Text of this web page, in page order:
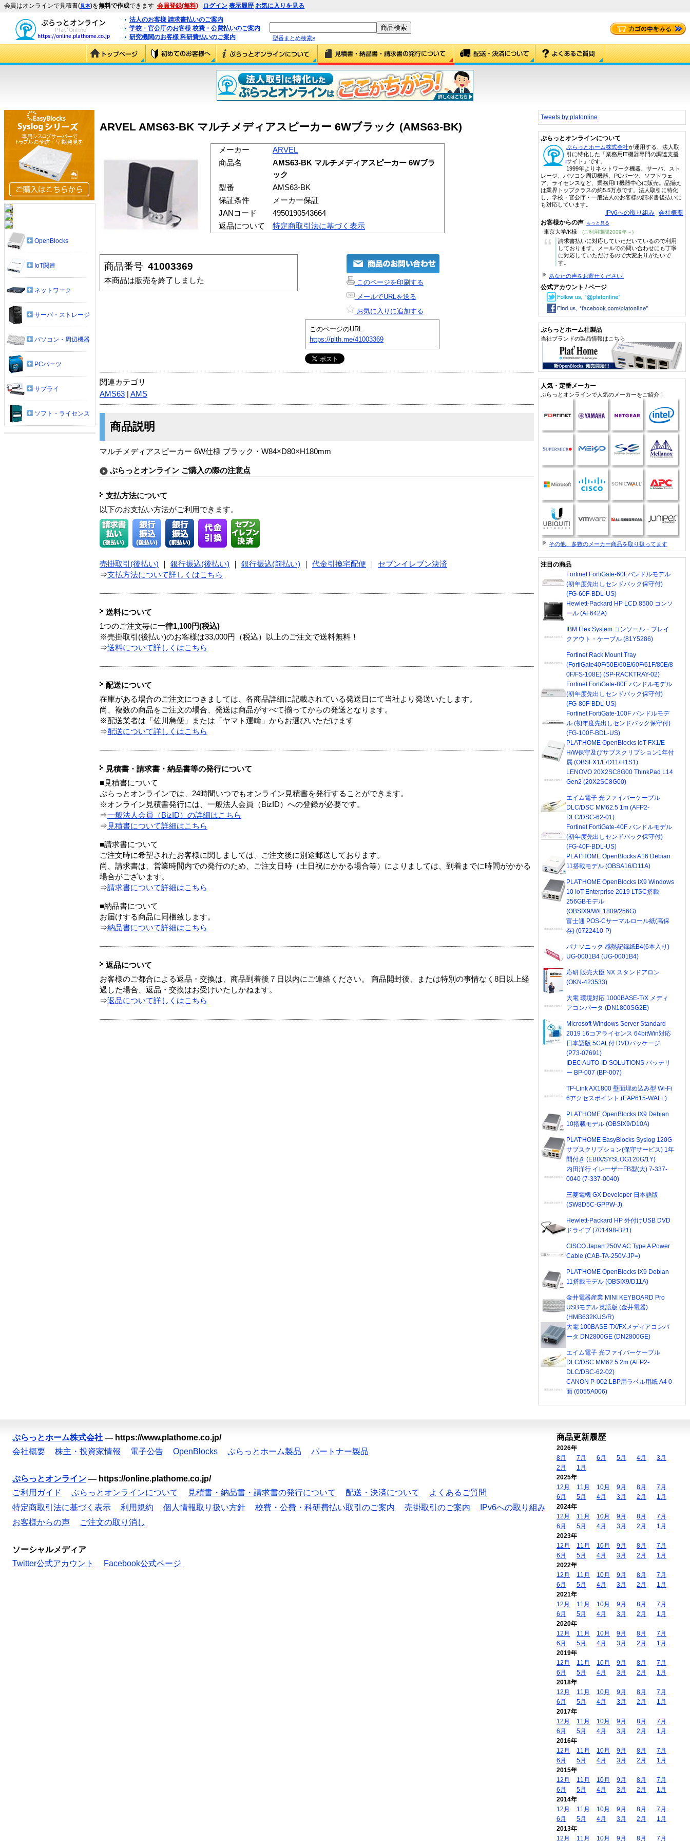
会員はオンラインで見積書(見本)を無料で作成できます 会員登録(無料) ログイン 表示履歴 お気に入りを見る
法人のお客様 請求書払いのご案内
学校・官公庁のお客様 校費・公費払いのご案内
研究機関のお客様 科研費払いのご案内
型番まとめ検索»
ARVEL AMS63-BK マルチメディアスピーカー 6Wブラック (AMS63-BK)
メーカー
ARVEL
商品名
AMS63-BK マルチメディアスピーカー 6Wブラ
ック
型番
AMS63-BK
保証条件
メーカー保証
JANコード
4950190543664
返品について
特定商取引法に基づく表示
商品番号 41003369
本商品は販売を終了しました
このページを印刷する
メールでURLを送る
お気に入りに追加する
このページのURL
https://plth.me/41003369
関連カテゴリ
AMS63
AMS
商品説明
マルチメディアスピーカー 6W仕様 ブラック・W84×D80×H180mm
ぷらっとオンライン ご購入の際の注意点
支払方法について
以下のお支払い方法がご利用できます。
売掛取引(後払い) 銀行振込(後払い) 銀行振込(前払い) 代金引換宅配便
セブンイレブン決済
⇒支払方法について詳しくはこちら
送料について
1つのご注文毎に一律1,100円(税込)
※売掛取引(後払い)のお客様は33,000円（税込）以上のご注文で送料無料！
⇒送料について詳しくはこちら
配送について
在庫がある場合のご注文につきましては、各商品詳細に記載されている発送日にて当社より発送いたします。
尚、複数の商品をご注文の場合、発送は商品がすべて揃ってからの発送となります。
※配送業者は「佐川急便」または「ヤマト運輸」からお選びいただけます
⇒配送について詳しくはこちら
見積書・請求書・納品書等の発行について
■見積書について
ぷらっとオンラインでは、24時間いつでもオンライン見積書を発行することができます。
※オンライン見積書発行には、一般法人会員（BizID）への登録が必要です。
⇒一般法人会員（BizID）の詳細はこちら
⇒ 見積書について詳細はこちら
■請求書について
ご注文時に希望されたお客様に関しましては、ご注文後に別途郵送しております。
尚、請求書は、営業時間内での発行のため、ご注文日時（土日祝にかかる場合等）によりましては、到着までに時間がかかる
場合がございます。
⇒請求書について詳細はこちら
■納品書について
お届けする商品に同梱致します。
⇒納品書について詳細はこちら
返品について
お客様のご都合による返品・交換は、商品到着後７日以内にご連絡ください。 商品開封後、または特別の事情なく8日以上経
過した場合、返品・交換はお受けいたしかねます。
⇒返品について詳しくはこちら
OpenBlocks
IoT関連
ネットワーク
サーバ・ストレージ
パソコン・周辺機器
PCパーツ
サプライ
ソフト・ライセンス
Tweets by platonline
ぷらっとオンラインについて
ぷらっとホーム株式会社が運用する、法人取
引に特化した「業務用IT機器専門の調達支援
サイト」です。
1999年よりネットワーク機器、サーバ、スト
レージ、パソコン周辺機器、PCパーツ、ソフトウェ
ア、ライセンスなど、業務用IT機器中心に販売。品揃え
は業界トップクラスの約5.5万点です。法人取引に特化
し、学校・官公庁・一般法人のお客様の請求書後払いに
も対応しています。
IPv6への取り組み 会社概要
お客様からの声 もっと見る
東京大学/K様 (ご利用期間2009年～)
“
請求書払いに対応していただいているので利用
しております。メールでの問い合わせにも丁寧
に対応していただけるので大変ありがたいで
す。
あなたの声をお寄せください!
公式アカウント / ページ
ぷらっとホーム社製品
当社ブランドの製品情報はこちら
人気・定番メーカー
ぷらっとオンラインで人気のメーカーをご紹介！
その他、多数のメーカー商品を取り扱ってます
注目の商品
Fortinet FortiGate-60Fバンドルモデル
(初年度先出しセンドバック保守付)
(FG-60F-BDL-US)
Hewlett-Packard HP LCD 8500 コンソ
ール (AF642A)
IBM Flex System コンソール・ブレイ
クアウト・ケーブル (81Y5286)
Fortinet Rack Mount Tray
(FortiGate40F/50E/60E/60F/61F/80E/8
0F/FS-108E) (SP-RACKTRAY-02)
Fortinet FortiGate-80F バンドルモデル
(初年度先出しセンドバック保守付)
(FG-80F-BDL-US)
Fortinet FortiGate-100F バンドルモデ
ル (初年度先出しセンドバック保守付)
(FG-100F-BDL-US)
PLAT'HOME OpenBlocks IoT FX1/E
H/W保守及びサブスクリプション1年付
属 (OBSFX1/E/D11/H1S1)
LENOVO 20X2SC8G00 ThinkPad L14
Gen2 (20X2SC8G00)
エイム電子 光ファイバーケーブル
DLC/DSC MM62.5 1m (AFP2-
DLC/DSC-62-01)
Fortinet FortiGate-40F バンドルモデル
(初年度先出しセンドバック保守付)
(FG-40F-BDL-US)
PLAT'HOME OpenBlocks A16 Debian
11搭載モデル (OBSA16/D11A)
PLAT'HOME OpenBlocks IX9 Windows
10 IoT Enterprise 2019 LTSC搭載
256GBモデル
(OBSIX9/W/L1809/256G)
富士通 POS-Cサーマルロール紙(高保
存) (0722410-P)
パナソニック 感熱記録紙B4(6本入り)
UG-0001B4 (UG-0001B4)
応研 販売大臣 NX スタンドアロン
(OKN-423533)
大電 環境対応 1000BASE-T/X メディ
アコンバータ (DN1800SG2E)
Microsoft Windows Server Standard
2019 16コアライセンス 64bitWin対応
日本語版 5CAL付 DVDパッケージ
(P73-07691)
IDEC AUTO-ID SOLUTIONS バッテリ
ー BP-007 (BP-007)
TP-Link AX1800 壁面埋め込み型 Wi-Fi
6アクセスポイント (EAP615-WALL)
PLAT'HOME OpenBlocks IX9 Debian
10搭載モデル (OBSIX9/D10A)
PLAT'HOME EasyBlocks Syslog 120G
サブスクリプション(保守サービス) 1年
間付き (EBIX/SYSLOG120G/1Y)
内田洋行 イレーザーFB型(大) 7-337-
0040 (7-337-0040)
三菱電機 GX Developer 日本語版
(SW8D5C-GPPW-J)
Hewlett-Packard HP 外付けUSB DVD
ドライブ (701498-B21)
CISCO Japan 250V AC Type A Power
Cable (CAB-TA-250V-JP=)
PLAT'HOME OpenBlocks IX9 Debian
11搭載モデル (OBSIX9/D11A)
金井電器産業 MINI KEYBOARD Pro
USBモデル 英語版 (金井電器)
(HMB632KUS/R)
大電 100BASE-TX/FXメディアコンバ
ータ DN2800GE (DN2800GE)
エイム電子 光ファイバーケーブル
DLC/DSC MM62.5 2m (AFP2-
DLC/DSC-62-02)
CANON P-002 LBP用ラベル用紙 A4 0
面 (6055A006)
ぷらっとホーム株式会社 — https://www.plathome.co.jp/
会社概要
株主・投資家情報 電子公告 OpenBlocks ぷらっとホーム製品 パートナー製品
ぷらっとオンライン — https://online.plathome.co.jp/
ご利用ガイド
ぷらっとオンラインについて 見積書・納品書・請求書の発行について 配送・決済について
よくあるご質問
特定商取引法に基づく表示
利用規約 個人情報取り扱い方針 校費・公費・科研費払い取引のご案内 売掛取引のご案内
IPv6への取り組み
お客様からの声
ご注文の取り消し
ソーシャルメディア
Twitter公式アカウント
Facebook公式ページ
商品更新履歴
2026年
8月
7月 6月 5月 4月
3月
2月
1月
2025年
12月
11月 10月 9月 8月
7月
6月
5月 4月 3月 2月
1月
2024年
12月
11月 10月 9月 8月
7月
6月
5月 4月 3月 2月
1月
2023年
12月
11月 10月 9月 8月
7月
6月
5月 4月 3月 2月
1月
2022年
12月
11月 10月 9月 8月
7月
6月
5月 4月 3月 2月
1月
2021年
12月
11月 10月 9月 8月
7月
6月
5月 4月 3月 2月
1月
2020年
12月
11月 10月 9月 8月
7月
6月
5月 4月 3月 2月
1月
2019年
12月
11月 10月 9月 8月
7月
6月
5月 4月 3月 2月
1月
2018年
12月
11月 10月 9月 8月
7月
6月
5月 4月 3月 2月
1月
2017年
12月
11月 10月 9月 8月
7月
6月
5月 4月 3月 2月
1月
2016年
12月
11月 10月 9月 8月
7月
6月
5月 4月 3月 2月
1月
2015年
12月
11月 10月 9月 8月
7月
6月
5月 4月 3月 2月
1月
2014年
12月
11月 10月 9月 8月
7月
6月
5月 4月 3月 2月
1月
2013年
12月
11月 10月 9月 8月 7月